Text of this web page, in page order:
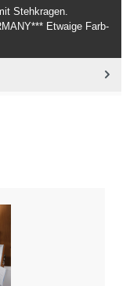
Stehkragen.
Etwaige Farb-